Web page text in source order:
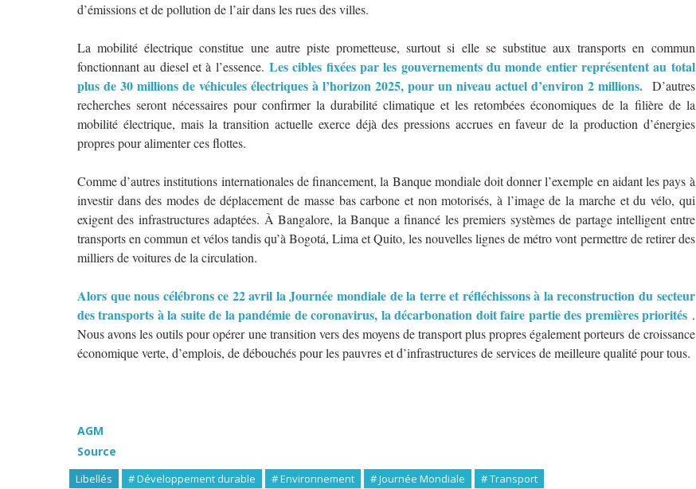
d’émissions et de pollution de l’air dans les rues des villes.
La mobilité électrique constitue une autre piste prometteuse, surtout si elle se substitue aux transports en commun
fonctionnant au diesel et à l’essence. Les cibles fixées par les gouvernements du monde entier représentent au total
plus de 30 millions de véhicules électriques à l’horizon 2025, pour un niveau actuel d’environ 2 millions. D’autres
recherches seront nécessaires pour confirmer la durabilité climatique et les retombées économiques de la filière de la
mobilité électrique, mais la transition actuelle exerce déjà des pressions accrues en faveur de la production d’énergies
propres pour alimenter ces flottes.
Comme d’autres institutions internationales de financement, la Banque mondiale doit donner l’exemple en aidant les pays à
investir dans des modes de déplacement de masse bas carbone et non motorisés, à l’image de la marche et du vélo, qui
exigent des infrastructures adaptées. À Bangalore, la Banque a financé les premiers systèmes de partage intelligent entre
transports en commun et vélos tandis qu’à Bogotá, Lima et Quito, les nouvelles lignes de métro vont permettre de retirer des
milliers de voitures de la circulation.
Alors que nous célébrons ce 22 avril la Journée mondiale de la terre et réfléchissons à la reconstruction du secteur
des transports à la suite de la pandémie de coronavirus, la décarbonation doit faire partie des premières priorités .
Nous avons les outils pour opérer une transition vers des moyens de transport plus propres également porteurs de croissance
économique verte, d’emplois, de débouchés pour les pauvres et d’infrastructures de services de meilleure qualité pour tous.
AGM
Source
Libellés # Développement durable # Environnement # Journée Mondiale # Transport